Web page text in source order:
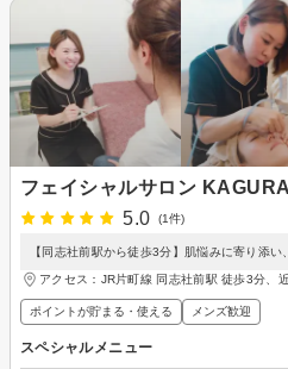
フェイシャルサロン KAGURA
5.0
(1件)
【同志社前駅から徒歩3分】肌悩みに寄り添い
アクセス：JR片町線 同志社前駅 徒歩3分、
ポイントが貯まる・使える メンズ歓迎
スペシャルメニュー